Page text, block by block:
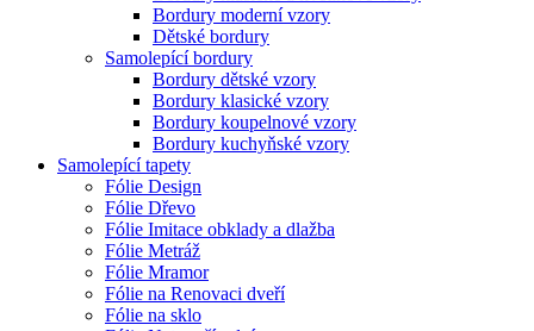
Bordury moderní vzory
Dětské bordury
Samolepící bordury
Bordury dětské vzory
Bordury klasické vzory
Bordury koupelnové vzory
Bordury kuchyňské vzory
Samolepící tapety
Fólie Design
Fólie Dřevo
Fólie Imitace obklady a dlažba
Fólie Metráž
Fólie Mramor
Fólie na Renovaci dveří
Fólie na sklo